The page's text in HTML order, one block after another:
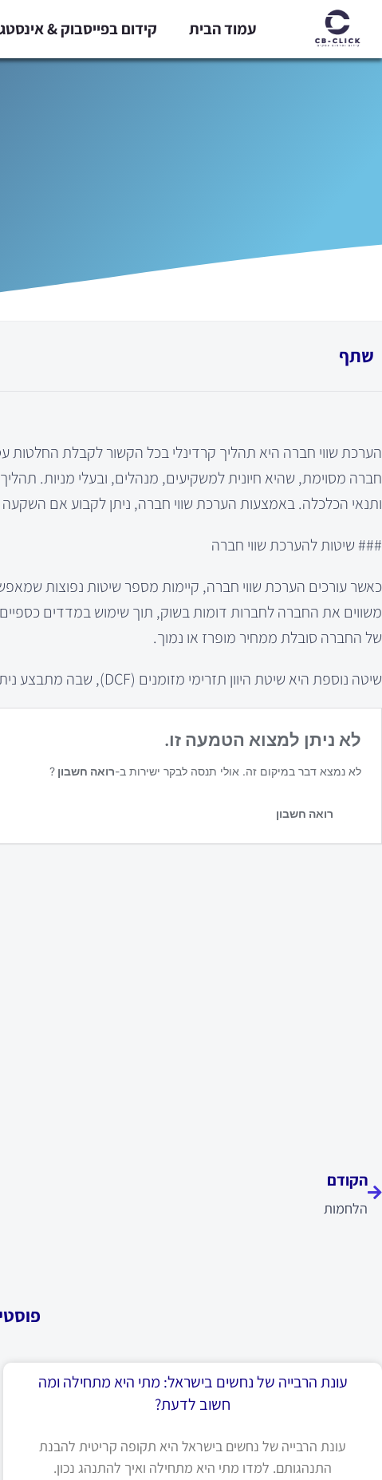
לתוכן
עמוד הבית קידום בפייסבוק &
שתף
הערכת שווי חברה היא תהליך קרדינלי בכל הקשור לקבלת
חברה מסוימת, שהיא חיונית למשקיעים, מנהלים, ובעלי מניות.
ותנאי הכלכלה. באמצעות הערכת שווי חברה, ניתן לקבוע אם
### שיטות להערכת שווי חברה
כאשר עורכים הערכת שווי חברה, קיימות מספר שיטות נפוצות
של החברה סובלת ממחיר מופרז או נמוך.
שיטה נוספת היא שיטת היוון תזרימי מזומנים (DCF), שבה מתבצע ניתוח תזרימי המזומנים העת
הקודם
הלחמות
עונת הרבייה של נחשים בישראל: מתי היא מתחילה ומה
חשוב לדעת?
עונת הרבייה של נחשים בישראל היא תקופה קריטית להבנת
התנהגותם. למדו מתי היא מתחילה ואיך להתנהג נכון.